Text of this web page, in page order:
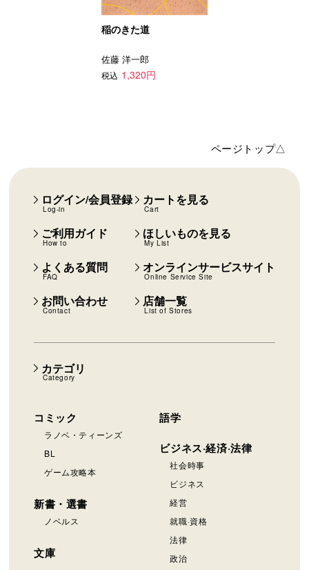
稲のきた道
佐藤 洋一郎
税込 1,320円
ページトップ△
カテゴリ
Category
コミック
ラノベ・ティーンズ
BL
ゲーム攻略本
新書・選書
ノベルス
文庫
語学
ビジネス·経済·法律
社会時事
ビジネス
経営
就職·資格
法律
政治
ログイン/会員登録
Log-in
カートを見る
Cart
ご利用ガイド
How to
ほしいものを見る
My List
よくある質問
FAQ
オンラインサービスサイト
Online Service Site
お問い合わせ
Contact
店舗一覧
List of Stores